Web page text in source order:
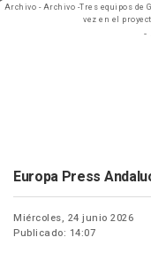
Archivo - Archivo -Tres equipos de
vez en el
-
Europa Press
Miércoles, 24 junio 2026
Publicado: 14:07